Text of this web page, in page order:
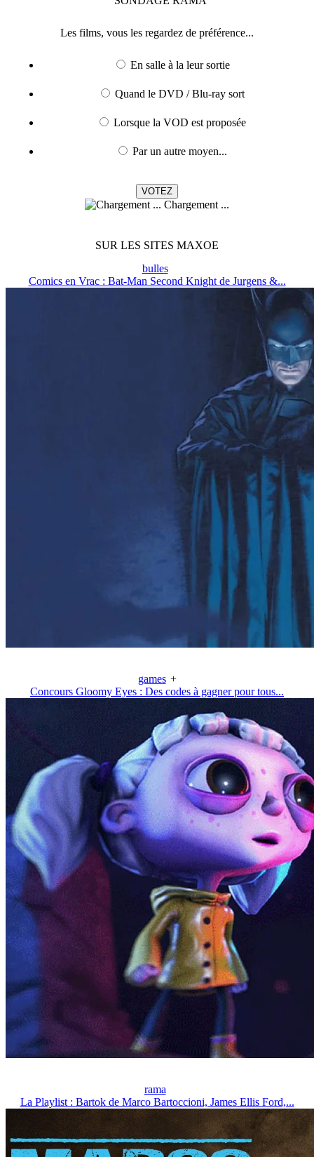
Les films, vous les regardez de préférence...
En salle à la leur sortie
Quand le DVD / Blu-ray sort
Lorsque la VOD est proposée
Par un autre moyen...
Chargement ...
SUR LES SITES MAXOE
bulles
Comics en Vrac : Bat-Man Second Knight de Jurgens &...
games +
Concours Gloomy Eyes : Des codes à gagner pour tous...
rama
La Playlist : Bartok de Marco Bartoccioni, James Ellis Ford,...